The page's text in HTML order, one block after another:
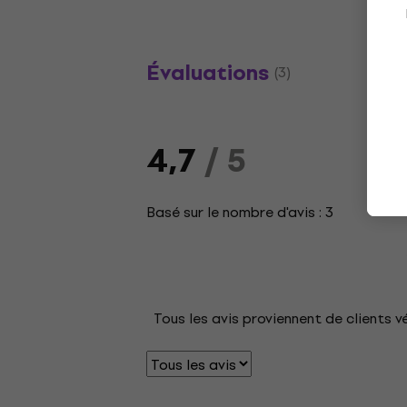
Évaluations (3)
4,7/ 5
Basé sur le nombre d'avis : 3
Tous les avis proviennent de clients